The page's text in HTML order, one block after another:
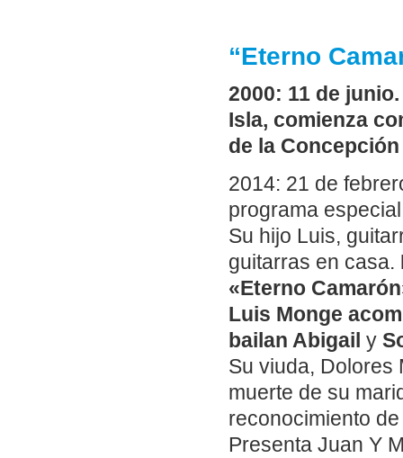
“Eterno
2000: 11 de
Isla, comienza
de la
2014: 21 de
programa
Su hijo Luis,
guitarras en casa.
«Eterno
Luis Monge
bailan Abigail y
Su viuda, Dolores
muerte de su
reconocimiento
Presenta Juan Y